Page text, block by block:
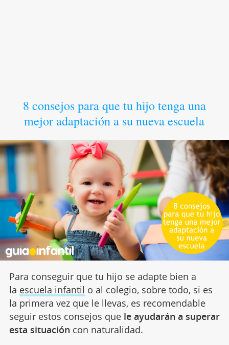
8 consejos para que tu hijo tenga una
mejor adaptación a su nueva escuela
Para conseguir que tu hijo se adapte bien a
la escuela infantil o al colegio, sobre todo, si es
la primera vez que le llevas, es recomendable
seguir estos consejos que le ayudarán a superar
esta situación con naturalidad.